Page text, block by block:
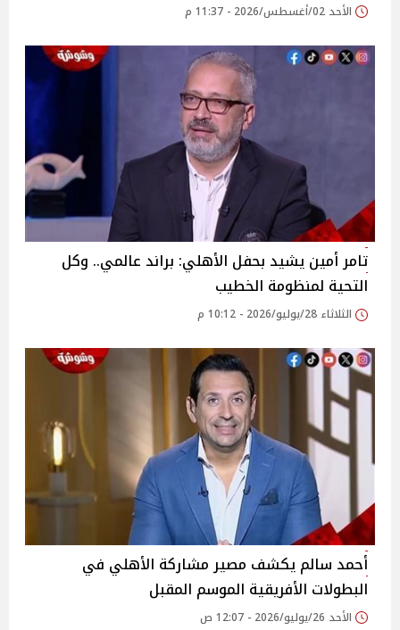
الأحد 02/أغسطس/2026 - 11:37 م
تامر أمين يشيد بحفل الأهلي: براند عالمي.. وكل
التحية لمنظومة الخطيب
الثلاثاء 28/يوليو/2026 - 10:12 م
أحمد سالم يكشف مصير مشاركة الأهلي في
البطولات الأفريقية الموسم المقبل
الأحد 26/يوليو/2026 - 12:07 ص